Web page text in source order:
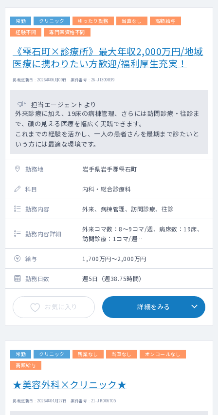
訪問診療：週1コマ（患者数50名程）
オンコール待機：週3日程
常勤 クリニック ゆったり勤務 当直なし
高額給与
経験不問
専門医資格不問
《雫石町×診療所》最大年収2,000万円/地域
医療に携わりたい方歓迎/福利厚生充実！
掲載更新日 : 2026年06月09日 案件番号 : 26-JI309839
担当エージェントより
外来診療に加え、19床の病棟管理、さらには訪問診療・往診ま
で、顔の見える医療を幅広く実践できます。
これまでの経験を活かし、一人の患者さんを最期まで診たいと
いう方には最適な環境です。
勤務地 岩手県岩手郡雫石町
科目 内科・総合診療科
勤務内容 外来、病棟管理、訪問診療、往診
勤務内容詳細
外来コマ数：8～9コマ/週、病床数：19床、
訪問診療：1コマ/週
19床の有床診療所でのご勤務です。
外来・病棟管理・訪問診療・往診・オンコー
ル待機等対応いただきますが、
詳しい勤務内容はご相談のうえ決定します。
外来コマ数：8～9コマ
※休日当番医に該当する場合、
土日祝の外来勤務が発生します。
主な患者層：内科系慢性疾患のDo処方がメイ
訪問診療：週1コマ（患者数50名程）
給与 1,700万円～2,000万円
勤務日数 週5日（週38.75時間）
お気に入り 詳細をみる
常勤 クリニック 残業なし 当直なし
オンコールなし
高額給与
★美容外科×クリニック★
掲載更新日 : 2026年04月27日 案件番号 : 21-JK006705